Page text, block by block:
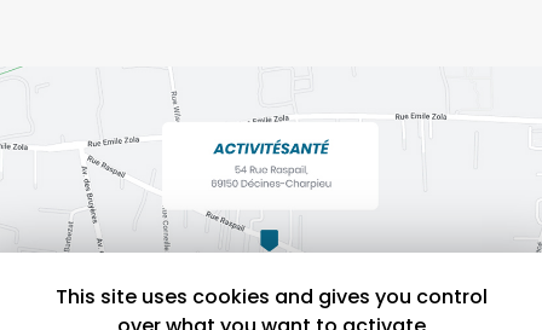
This site uses cookies and gives you control